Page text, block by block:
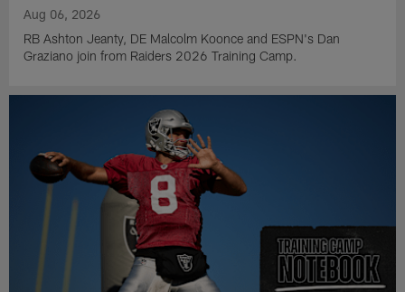
Aug 06, 2026
RB Ashton Jeanty, DE Malcolm Koonce and ESPN's Dan
Graziano join from Raiders 2026 Training Camp.